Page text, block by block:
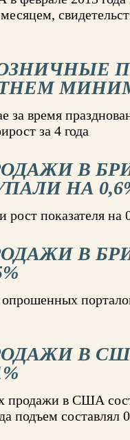
за время
за 4 года
В
НА
рост показателя на
В
опрошенных
В
продажи в США
подъем составлял